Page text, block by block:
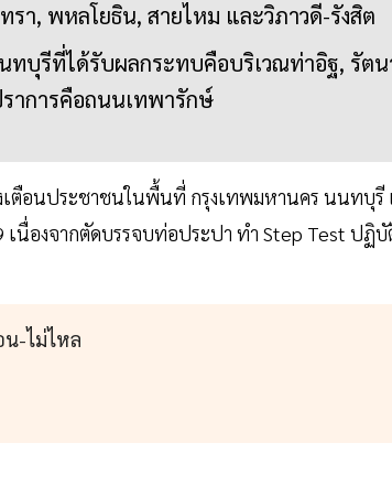
รา, พหลโยธิน, สายไหม และวิภาวดี-รังสิต
บุรีที่ได้รับผลกระทบคือบริเวณท่าอิฐ, รัตน
าการคือถนนเทพารักษ์
ตือนประชาชนในพื้นที่ กรุงเทพมหานคร นนทบุรี
เนื่องจากตัดบรรจบท่อประปา ทำ Step Test ปฏิ
-ไม่ไหล